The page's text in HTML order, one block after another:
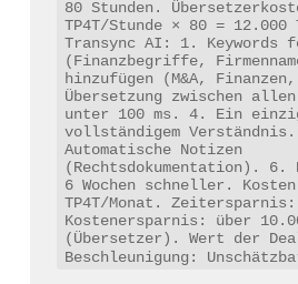
80 Stunden.
TP4T/Stunde × 80 = 12.000
Transync AI: 1. Keywords
(Finanzbegriffe,
hinzufügen (M&A,
Übersetzung zwischen
unter 100 ms. 4. Ein
vollständigem
Automatische Notizen
(Rechtsdokumentation). 6.
6 Wochen schneller.
TP4T/Monat. Zeitersparnis:
Kostenersparnis: über
(Übersetzer). Wert der
Beschleunigung: